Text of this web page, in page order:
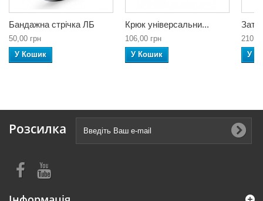
Бандажна стрічка ЛБ
50,00 грн
У Кошик
Крюк універсальни...
106,00 грн
У Кошик
У
Розсилка